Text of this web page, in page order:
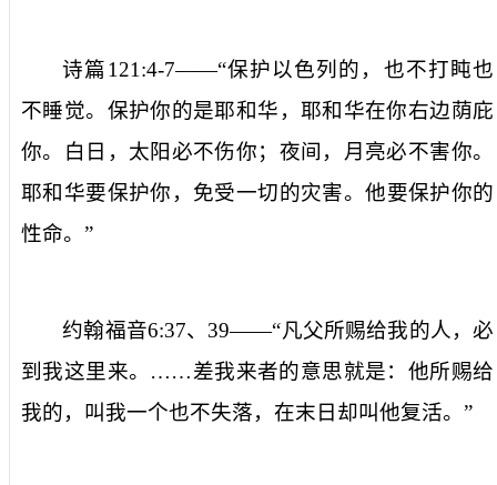
诗篇121:4-7——“保护以色列的，也不打盹也
不睡觉。保护你的是耶和华 ， 耶和华在你右边荫庇
你。
白 日，太阳必不伤你；夜间，月亮必不害你。
耶和华要保护你，免受一切的灾害。他要保护你的
性命。 ”
约翰福音6:37、 39——“凡父所赐给我的人，必
到我这里来。 ……差我来者的意思就是：他所赐给
我的，叫我一个也不失落，在末日却叫他复活。 ”